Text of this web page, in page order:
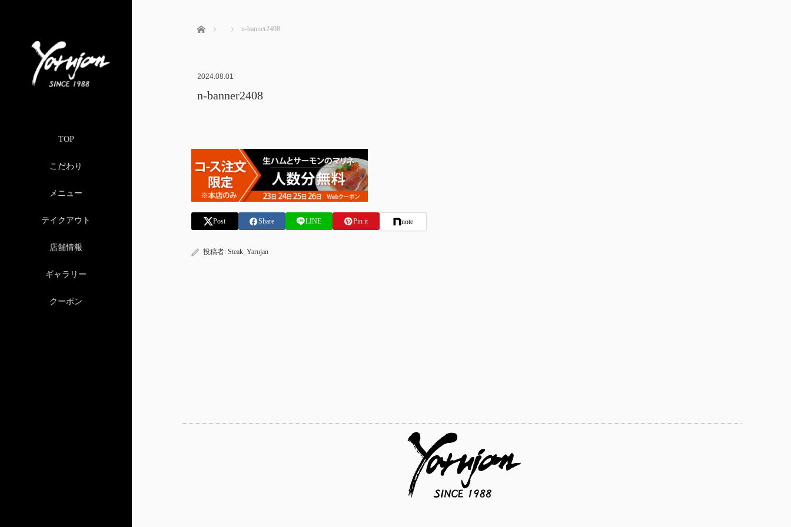
TOP
こだわり
メニュー
テイクアウト
店舗情報
ギャラリー
クーポン
ホーム n-banner2408
2024.08.01
n-banner2408
Post Share LINE Pin it note
投稿者: Steak_Yarujan